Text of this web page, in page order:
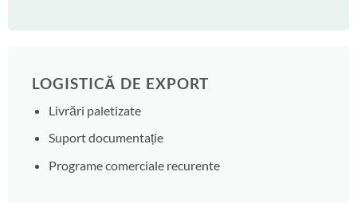
LOGISTICĂ DE EXPORT
Livrări paletizate
Suport documentație
Programe comerciale recurente